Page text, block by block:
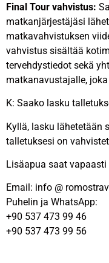
Final Tour vahvistus:
matkanjärjestäjäsi
matkavahvistuksen
vahvistus sisältää
tervehdystiedot sekä
matkanavustajalle,
K: Saako lasku
Kyllä, lasku lähetetään
talletuksesi on
Lisäapua saat vapaasti
Email: info @
Puhelin ja WhatsApp:
+90 537 473 99 46
+90 537 473 99 56